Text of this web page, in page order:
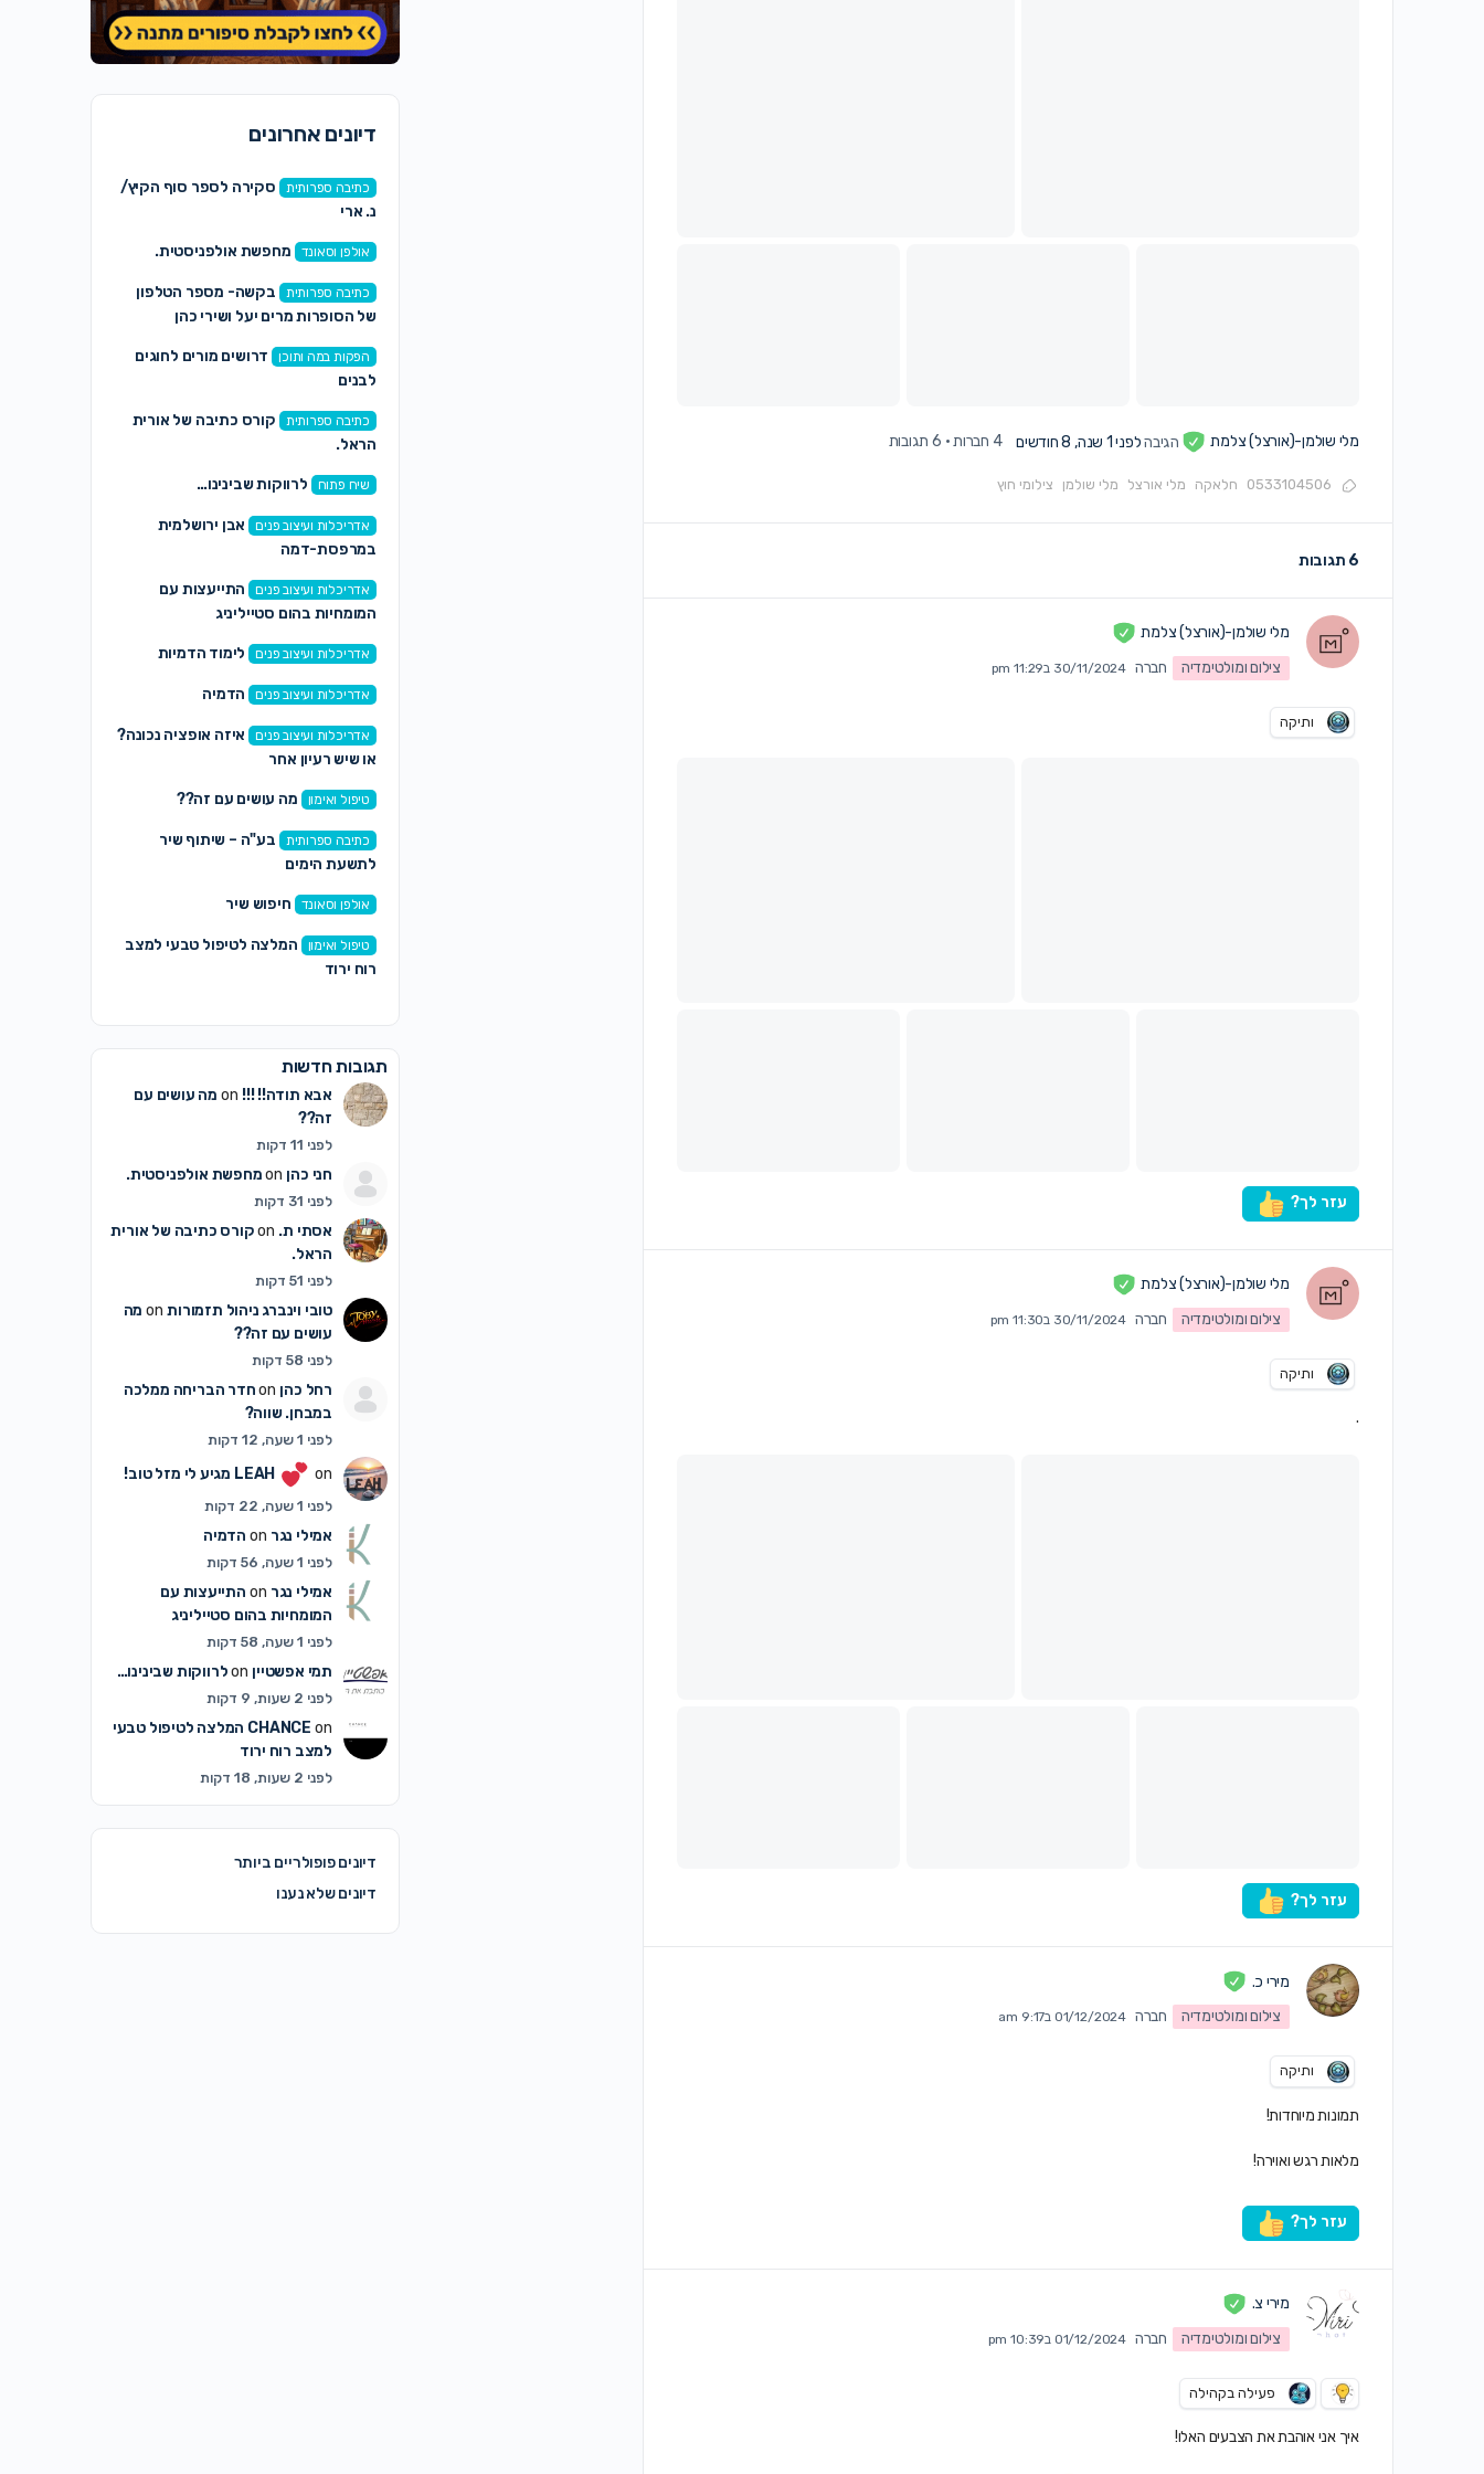
מלי שולמן-(אורצל) צלמת הגיבהלפני 1 שנה, 8 חודשים 4 חברות · 6 תגובות
0533104506 חלאקה מלי אורצל מלי שולמן צילומי חוץ
6 תגובות
מלי שולמן-(אורצל) צלמת
צילום ומולטימדיה
חברה 30/11/2024 ב11:29 pm
ותיקה
עזר לך?
מלי שולמן-(אורצל) צלמת
צילום ומולטימדיה
חברה 30/11/2024 ב11:30 pm
ותיקה
.
עזר לך?
מירי כ.
צילום ומולטימדיה
חברה 01/12/2024 ב9:17 am
ותיקה
תמונות מיוחדות!
מלאות רגש ואוירה!
עזר לך?
מירי צ.
צילום ומולטימדיה
חברה 01/12/2024 ב10:39 pm
פעילה בקהילה
איך אני אוהבת את הצבעים האלו!
דיונים אחרונים
כתיבה ספרותית
סקירה לספר סוף הקיץ/
נ. ארי
אולפן וסאונד מחפשת אולפניסטית.
כתיבה ספרותית
בקשה- מספר הטלפון
של הסופרות מרים יעל ושירי כהן
הפקות במה ותוכן
דרושים מורים לחוגים
לבנים
כתיבה ספרותית
קורס כתיבה של אורית
הראל.
שיח פתוח לרווקות שבינינו…
אדריכלות ועיצוב פנים
אבן ירושלמית
במרפסת-דמה
אדריכלות ועיצוב פנים
התייעצות עם
המומחיות בהום סטייליניג
אדריכלות ועיצוב פנים לימוד הדמיות
אדריכלות ועיצוב פנים הדמיה
אדריכלות ועיצוב פנים
איזה אופציה נכונה?
או שיש רעיון אחר
טיפול ואימון מה עושים עם זה??
כתיבה ספרותית
בע"ה – שיתוף שיר
לתשעת הימים
אולפן וסאונד חיפוש שיר
טיפול ואימון
המלצה לטיפול טבעי למצב
רוח ירוד
תגובות חדשות
אבא תודה!! !!!
מה עושים עם
זה??
לפני 11 דקות
חני כהן מחפשת אולפניסטית.
לפני 31 דקות
אסתי ת.
קורס כתיבה של אורית
הראל.
לפני 51 דקות
טובי וינברג ניהול תזמורותon
מה
עושים עם זה??
לפני 58 דקות
רחל כהן
חדר הבריחה ממלכה
במבחן. שווה?
לפני 1 שעה, 12 דקות
LEAH on מגיע לי מזל טוב!
לפני 1 שעה, 22 דקות
אמילי נגר הדמיה
לפני 1 שעה, 56 דקות
אמילי נגר
התייעצות עם
המומחיות בהום סטייליניג
לפני 1 שעה, 58 דקות
תמי אפשטיין לרווקות שבינינו…
לפני 2 שעות, 9 דקות
CHANCE on
המלצה לטיפול טבעי
למצב רוח ירוד
לפני 2 שעות, 18 דקות
דיונים פופולריים ביותר
דיונים שלא נענו